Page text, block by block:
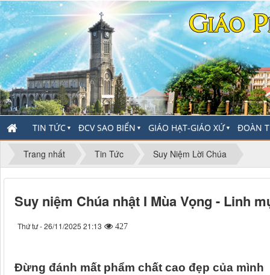
TIN TỨC ▼ ĐCV SAO BIỂN ▼ GIÁO HẠT-GIÁO XỨ▼ ĐOÀN
Trang nhất Tin Tức Suy Niệm Lời Chúa
Suy niệm Chúa nhật I Mùa Vọng - Linh
Thứ tư - 26/11/2025 21:13 427
Đừng đánh mất phẩm chất cao đẹp của mình